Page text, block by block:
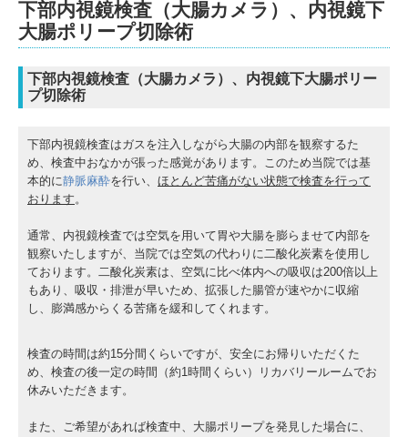
下部内視鏡検査（大腸カメラ）、内視鏡下
大腸ポリープ切除術
下部内視鏡検査（大腸カメラ）、内視鏡下大腸ポリー
プ切除術
下部内視鏡検査はガスを注入しながら大腸の内部を観察するた
め、検査中おなかが張った感覚があります。このため当院では基
本的に静脈麻酔を行い、 ほとんど苦痛がない状態で検査を行って
おります 。
通常、内視鏡検査では空気を用いて胃や大腸を膨らませて内部を
観察いたしますが、当院では空気の代わりに二酸化炭素を使用し
ております。二酸化炭素は、空気に比べ体内への吸収は200倍以上
もあり、吸収・排泄が早いため、拡張した腸管が速やかに収縮
し、膨満感からくる苦痛を緩和してくれます。
検査の時間は約15分間くらいですが、安全にお帰りいただくた
め、検査の後一定の時間（約1時間くらい）リカバリールームでお
休みいただきます。
また、ご希望があれば検査中、大腸ポリープを発見した場合に、